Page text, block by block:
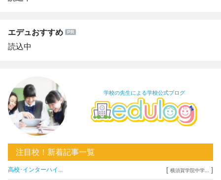
エデュおすすめ
読込中
学校の先生による学校公式ブログ
注目校！新着記事一覧
高校･インターハイ... [ 横須賀学院中学... ]